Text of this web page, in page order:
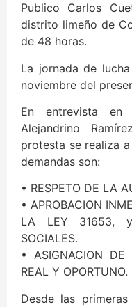
Publico Carlos
distrito limeño de
de 48 horas.
La jornada de
noviembre del
En entrevista en
Alejandrino
protesta se realiza
demandas son:
• RESPETO DE LA
• APROBACION
LA LEY 31653,
SOCIALES.
• ASIGNACION DE
REAL Y OPORTUNO.
Desde las